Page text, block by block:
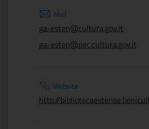
Mail
ga-esten@cultura.gov.it
ga-esten@pec.cultura.gov.it
Website